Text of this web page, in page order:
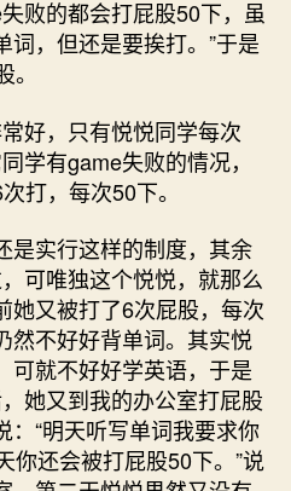
败的都会打屁股50下，虽
，但还是要挨打。”于是
好，只有悦悦同学每次
学有game失败的情况，
打，每次50下。
是实行这样的制度，其余
可唯独这个悦悦，就那么
她又被打了6次屁股，每次
然不好好背单词。其实悦
可就不好好学英语，于是
她又到我的办公室打屁股
：“明天听写单词我要求你
你还会被打屁股50下。”说